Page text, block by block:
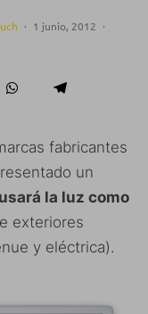
· 1 junio, 2012 ·
fabricantes
un
la luz como
exteriores
y eléctrica).